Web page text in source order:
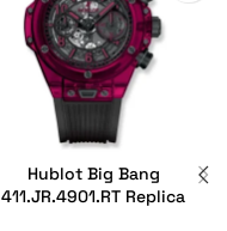
Hublot Big Bang
411.JR.4901.RT Replica